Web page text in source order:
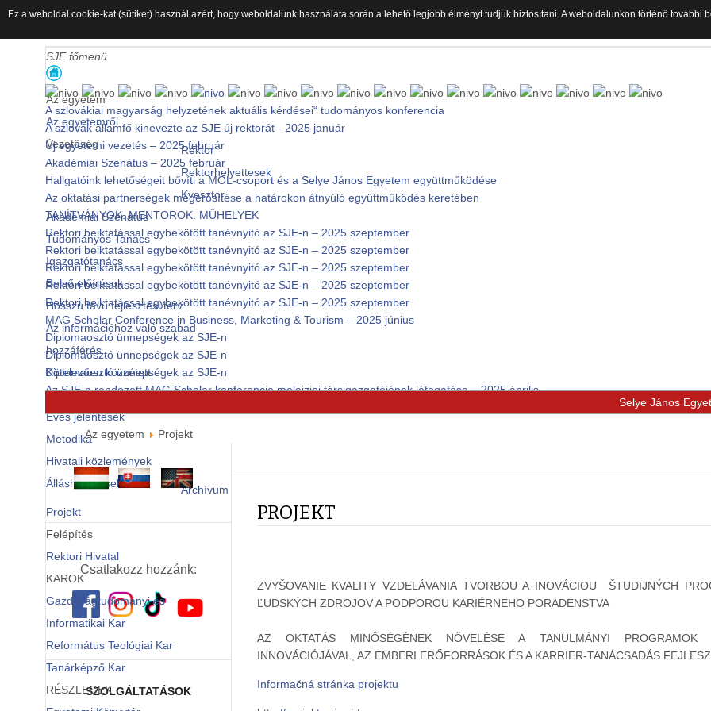
SJE főmenü
Az egyetem
Az egyetemről
Vezetőség
Rektor
Rektorhelyettesek
Kvesztor
Akadémiai Szenátus
Tudományos Tanács
Igazgatótanács
Belső előírások
Hosszú távú fejlesztési terv
Az információhoz való szabad
hozzáférés
Kötelezően közzétett
dokumentumok
Éves jelentések
Metodika
Hivatali közlemények
Álláshirdetések
Archívum
Projekt
Felépítés
Rektori Hivatal
KAROK
Gazdaságtudományi és
Informatikai Kar
Református Teológiai Kar
Tanárképző Kar
RÉSZLEGEK
A szlovákiai magyarság helyzetének aktuális kérdései“ tudományos konferencia
A szlovák államfő kinevezte az SJE új rektorát - 2025 január
Új egyetemi vezetés – 2025 február
Akadémiai Szenátus – 2025 február
Hallgatóink lehetőségeit bővíti a MOL-csoport és a Selye János Egyetem együttműködése
Az oktatási partnerségek megerősítése a határokon átnyúló együttműködés keretében
TANÍTVÁNYOK. MENTOROK. MŰHELYEK
Rektori beiktatással egybekötött tanévnyitó az SJE-n – 2025 szeptember
Rektori beiktatással egybekötött tanévnyitó az SJE-n – 2025 szeptember
Rektori beiktatással egybekötött tanévnyitó az SJE-n – 2025 szeptember
Rektori beiktatással egybekötött tanévnyitó az SJE-n – 2025 szeptember
Rektori beiktatással egybekötött tanévnyitó az SJE-n – 2025 szeptember
MAG Scholar Conference in Business, Marketing & Tourism – 2025 június
Diplomaosztó ünnepségek az SJE-n
Diplomaosztó ünnepségek az SJE-n
Diplomaosztó ünnepségek az SJE-n
Az SJE-n rendezett MAG Scholar konferencia malajziai társigazgatójának látogatása – 2025 április
Selye János
Az egyetem Projekt
PROJEKT
ZVYŠOVANIE KVALITY VZDELÁVANIA TVORBOU A INOVÁCIOU ŠTUDIJNÝCH
ĽUDSKÝCH ZDROJOV A PODPOROU KARIÉRNEHO PORADENSTVA
AZ OKTATÁS MINŐSÉGÉNEK NÖVELÉSE A TANULMÁNYI PROGRAMOK
INNOVÁCIÓJÁVAL, AZ EMBERI ERŐFORRÁSOK ÉS A KARRIER-TANÁCSADÁS
Informačná stránka projektu
Csatlakozz hozzánk:
SZOLGÁLTATÁSOK
Ez a weboldal cookie-kat (sütiket) használ azért, hogy weboldalunk használata során a lehető legjobb élményt tudjuk biztosítani. A weboldalunkon történő további